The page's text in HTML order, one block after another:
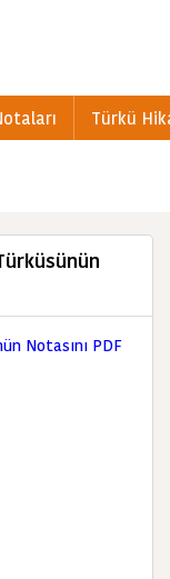
Türkü
Notasını PDF